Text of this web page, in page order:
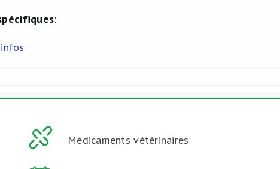
:
Médicaments vétérinaires